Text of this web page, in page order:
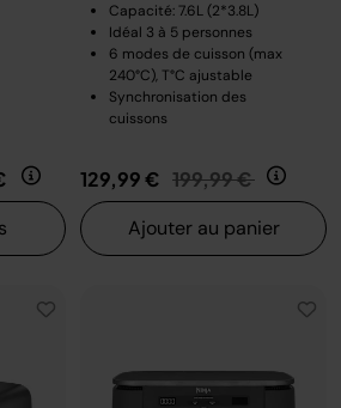
Capacité: 7.6L (2*3.8L)
Idéal 3 à 5 personnes
6 modes de cuisson (max
240°C), T°C ajustable
Synchronisation des
cuissons
129,99 € Prix réduit de
199,99 € au
Ajouter au panier